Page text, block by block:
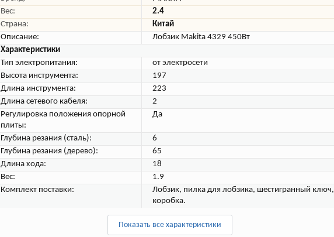
Вес:
2.4
Страна:
Китай
Описание:
Лобзик Makita 4329 450Вт
Характеристики
Тип электропитания:
от электросети
Высота инструмента:
197
Длина инструмента:
223
Длина сетевого кабеля:
2
Регулировка положения опорной
плиты:
Да
Глубина резания (сталь):
6
Глубина резания (дерево):
65
Длина хода:
18
Вес:
1.9
Комплект поставки:
Лобзик, пилка для лобзика, шестигранный ключ,
коробка.
Показать все характеристики